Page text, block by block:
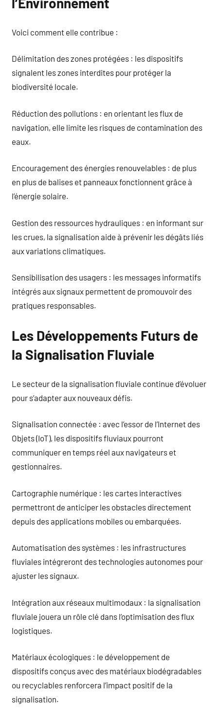
Voici comment elle contribue :
Délimitation des zones protégées : les dispositifs
signalent les zones interdites pour protéger la
biodiversité locale.
Réduction des pollutions : en orientant les flux de
navigation, elle limite les risques de contamination des
eaux.
Encouragement des énergies renouvelables : de plus
en plus de balises et panneaux fonctionnent grâce à
l’énergie solaire.
Gestion des ressources hydrauliques : en informant sur
les crues, la signalisation aide à prévenir les dégâts liés
aux variations climatiques.
Sensibilisation des usagers : les messages informatifs
intégrés aux signaux permettent de promouvoir des
pratiques responsables.
Les Développements Futurs de
la Signalisation Fluviale
Le secteur de la signalisation fluviale continue d’évoluer
pour s’adapter aux nouveaux défis.
Signalisation connectée : avec l’essor de l’Internet des
Objets (IoT), les dispositifs fluviaux pourront
communiquer en temps réel aux navigateurs et
gestionnaires.
Cartographie numérique : les cartes interactives
permettront de anticiper les obstacles directement
depuis des applications mobiles ou embarquées.
Automatisation des systèmes : les infrastructures
fluviales intégreront des technologies autonomes pour
ajuster les signaux.
Intégration aux réseaux multimodaux : la signalisation
fluviale jouera un rôle clé dans l’optimisation des flux
logistiques.
Matériaux écologiques : le développement de
dispositifs conçus avec des matériaux biodégradables
ou recyclables renforcera l’impact positif de la
signalisation.